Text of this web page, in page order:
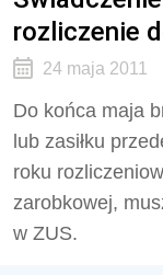
rozliczenie
24 maja 2011
Do końca maja
lub zasiłku
roku
zarobkowej,
w ZUS.